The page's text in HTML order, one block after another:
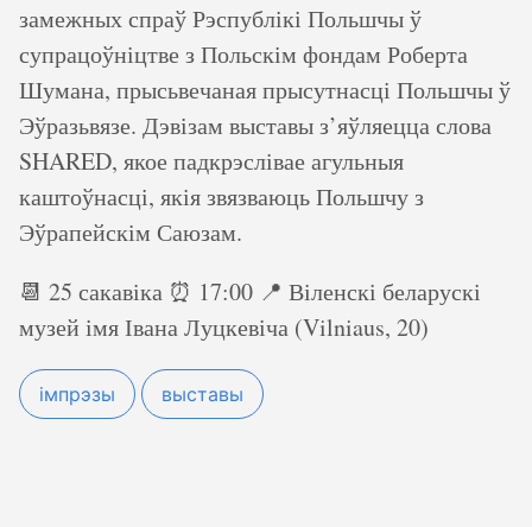
замежных спраў Рэспублікі Польшчы ў
супрацоўніцтве з Польскім фондам Роберта
Шумана, прысьвечаная прысутнасці Польшчы ў
Эўразьвязе. Дэвізам выставы з’яўляецца слова
SHARED, якое падкрэслівае агульныя
каштоўнасці, якія звязваюць Польшчу з
Эўрапейскім Саюзам.
📆 25 сакавіка ⏰ 17:00 📍 Віленскі беларускі
музей імя Івана Луцкевіча (Vilniaus, 20)
імпрэзы выставы